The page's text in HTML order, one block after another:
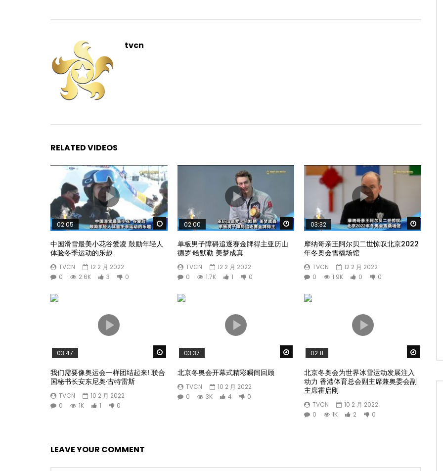
tvcn
RELATED VIDEOS
Watch Later
02:05
中国滑雪最美小花谷爱凌 鼓励年轻人
体验冬季运动的乐趣
TVCN
12 2 月 2022
0
2.6K 3 0
Watch Later
02:00
单板男子障碍追逐赛金牌得主亚历山
德罗·哈默勒 美梦成真
TVCN
12 2 月 2022
0
1.7K 1 0
Watch
03:32
摩纳哥亲王阿尔贝二世惊叹北京2022
年冬奥会雪橇场馆
TVCN
12 2 月 2022
0
1.9K 0 0
Watch Later
03:47
我们需要像奥运会一样团结起来! 联合
国秘书长安东尼奥·古特雷斯
TVCN
10 2 月 2022
0
1K 1 0
Watch Later
03:37
北京冬奥会开幕式精彩瞬间回顾
TVCN
10 2 月 2022
0
3K 4 0
02:11
北京冬奥会为世界冰雪运动发展注入
动力 香港体育总会副主席兼奥委会副
主席霍启刚
TVCN
10 2 月 2022
0
1K 2 0
LEAVE YOUR COMMENT